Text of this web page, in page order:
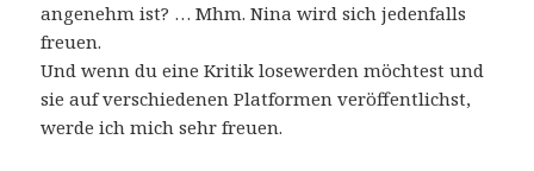
angenehm ist? … Mhm. Nina wird sich jedenfalls
freuen.
Und wenn du eine Kritik losewerden möchtest und
sie auf verschiedenen Platformen veröffentlichst,
werde ich mich sehr freuen.